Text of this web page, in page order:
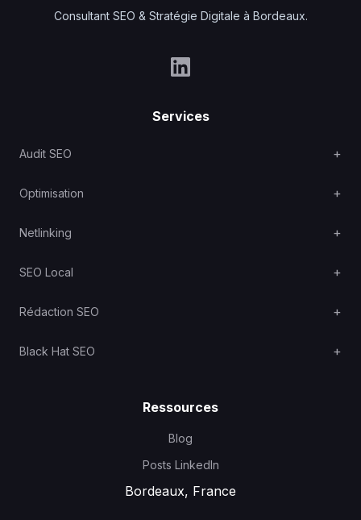
Consultant SEO & Stratégie Digitale à Bordeaux.
Services
Audit SEO
Optimisation
Netlinking
SEO Local
Rédaction SEO
Black Hat SEO
Ressources
Blog
Posts LinkedIn
Bordeaux, France